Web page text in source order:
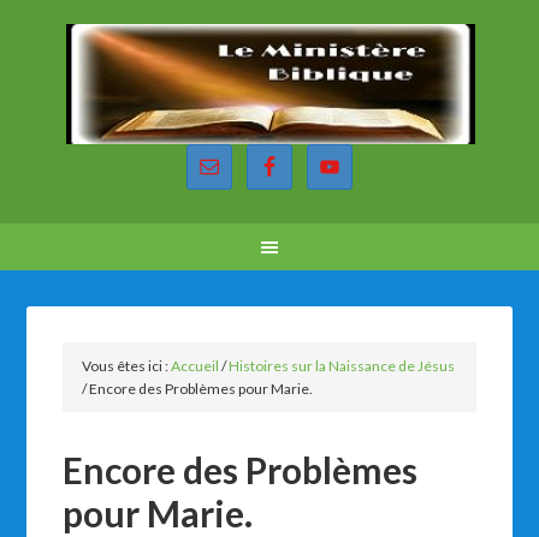
Vous êtes ici :Accueil /Histoires sur la Naissance de Jésus
/Encore des Problèmes pour Marie.
Encore des Problèmes
pour Marie.